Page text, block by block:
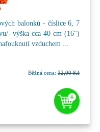
balonků - číslice 6, 7
výška cca 40 cm (16")
vzduchem ...
Běžná cena: 32,00 Kč